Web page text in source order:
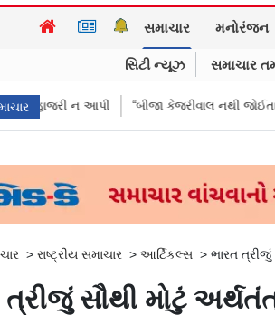
સમાચાર મનોરંજન
સિટી ન્યૂઝ સમાચાર
“બીજા કેજરીવાલ નથી જોઈતા”: CJPના
> રાષ્ટ્રીય સમાચાર > આર્ટિકલ્સ > ભારત
ત્રીજું સૌથી મોટું